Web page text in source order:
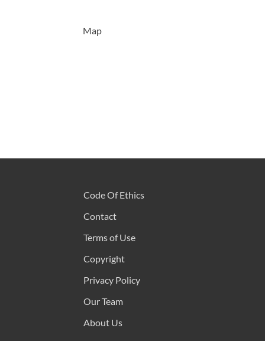
Map
Code Of Ethics
Contact
Terms of Use
Copyright
Privacy Policy
Our Team
About Us